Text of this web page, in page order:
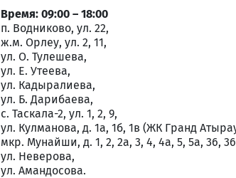
Время: 09:00 – 18:00
п. Водниково, ул. 22,
ж.м. Орлеу, ул. 2, 11,
ул. О. Тулешева,
ул. Е. Утеева,
ул. Кадыралиева,
ул. Б. Дарибаева,
с. Таскала-2, ул. 1, 2, 9,
ул. Кулманова, д. 1а, 1б, 1в (ЖК Гранд
мкр. Мунайши, д. 1, 2, 2а, 3, 4, 4а, 5, 5а, 36,
ул. Неверова,
ул. Амандосова.